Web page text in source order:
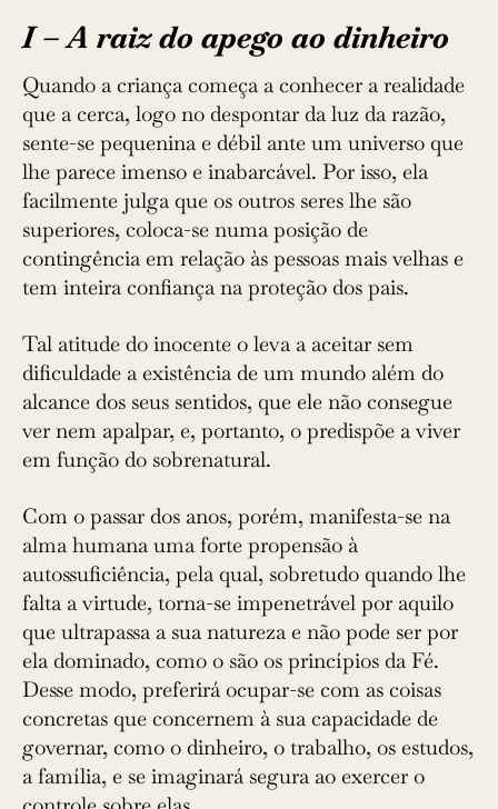
I – A raiz do apego ao dinheiro
Quando a criança começa a conhecer a realidade
que a cerca, logo no despontar da luz da razão,
sente-se pequenina e débil ante um universo que
lhe parece imenso e inabarcável. Por isso, ela
facilmente julga que os outros seres lhe são
superiores, coloca-se numa posição de
contingência em relação às pessoas mais velhas e
tem inteira confiança na proteção dos pais.
Tal atitude do inocente o leva a aceitar sem
dificuldade a existência de um mundo além do
alcance dos seus sentidos, que ele não consegue
ver nem apalpar, e, portanto, o predispõe a viver
em função do sobrenatural.
Com o passar dos anos, porém, manifesta-se na
alma humana uma forte propensão à
autossuficiência, pela qual, sobretudo quando lhe
falta a virtude, torna-se impenetrável por aquilo
que ultrapassa a sua natureza e não pode ser por
ela dominado, como o são os princípios da Fé.
Desse modo, preferirá ocupar-se com as ­coisas
concretas que concernem à sua capacidade de
governar, como o dinheiro, o trabalho, os estudos,
a família, e se imaginará segura ao exercer o